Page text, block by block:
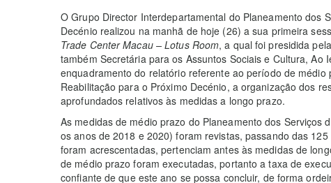
O Grupo Director Interdepartamental do Planeamento dos
Decénio realizou na manhã de hoje (26) a sua primeira
Trade Center Macau – Lotus Room, a qual foi presidida
também Secretária para os Assuntos Sociais e Cultura, Ao
enquadramento do relatório referente ao período de médio
Reabilitação para o Próximo Decénio, a organização dos
aprofundados relativos às medidas a longo prazo.
As medidas de médio prazo do Planeamento dos Serviços
os anos de 2018 e 2020) foram revistas, passando das
foram acrescentadas, pertenciam antes às medidas de
de médio prazo foram executadas, portanto a taxa de
confiante de que este ano se possa concluir, de forma